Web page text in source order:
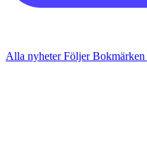
Alla nyheterFöljerBokmärken